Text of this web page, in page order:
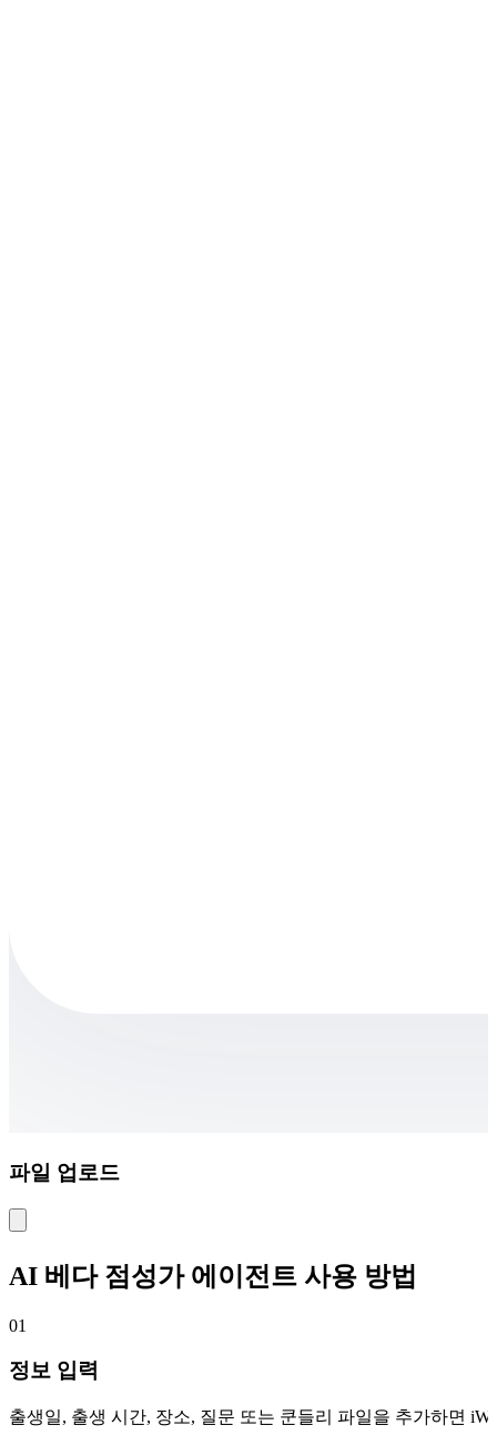
파일 업로드
AI 베다 점성가 에이전트 사용 방법
01
정보 입력
출생일, 출생 시간, 장소, 질문 또는 쿤들리 파일을 추가하면